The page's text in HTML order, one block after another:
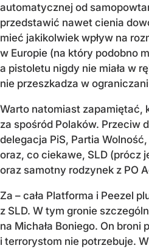
automatycznej od
przedstawić nawet cienia
mieć jakikolwiek wpływ na
w Europie (na który podobno
a pistoletu nigdy nie miała w
nie przeszkadza w
Warto natomiast zapamiętać,
za spośród Polaków. Przeciw
delegacja PiS, Partia
oraz, co ciekawe, SLD (prócz
oraz samotny rodzynek z PO
Za – cała Platforma i Peezel
z SLD. W tym gronie
na Michała Boniego. On broni
i terrorystom nie potrzebuje.